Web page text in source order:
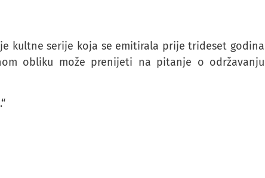
kultne serije koja se emitirala prije trideset godina
obliku može prenijeti na pitanje o održavanju